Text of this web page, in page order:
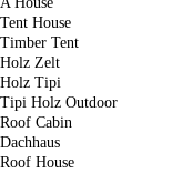
Tent House
Timber Tent
Holz Zelt
Holz Tipi
Tipi Holz Outdoor
Roof Cabin
Dachhaus
Roof House